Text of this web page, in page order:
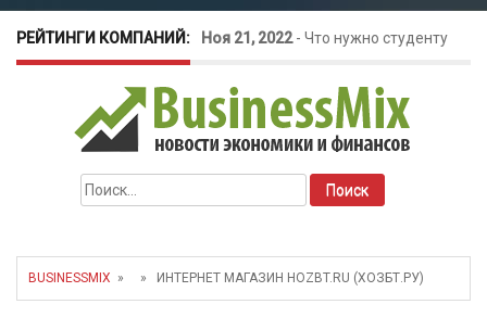
РЕЙТИНГИ КОМПАНИЙ: Ноя 21, 2022- Что нужно студенту
для открытия бизнеса?
Окт 26, 2022-Телефония для
amoCRM: лучшие инструменты для
бизнеса
Найти:
BUSINESSMIX » » ИНТЕРНЕТ МАГАЗИН HOZBT.RU (ХОЗБТ.РУ)